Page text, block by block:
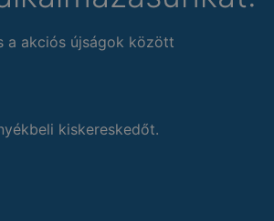
a akciós újságok között
kiskereskedőt.